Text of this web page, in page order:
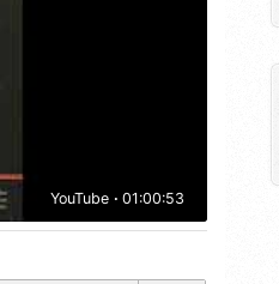
YouTube 01:00:53